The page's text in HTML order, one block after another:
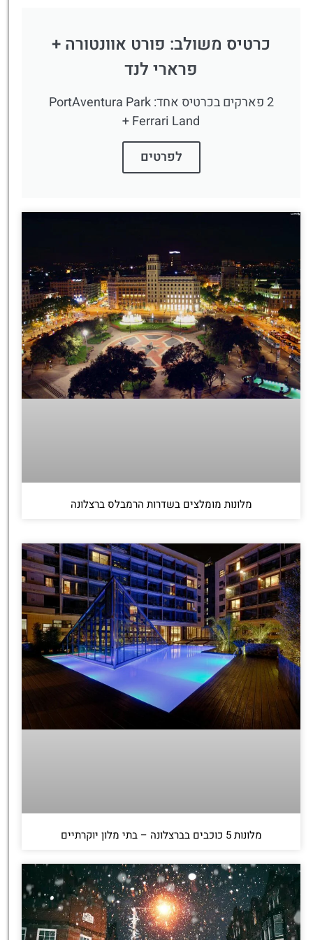
כרטיס משולב: פורט אוונטורה +
פרארי לנד
2 פארקים בכרטיס אחד: PortAventura Park
+ Ferrari Land
לפרטים
מלונות מומלצים בשדרות הרמבלס ברצלונה
מלונות 5 כוכבים בברצלונה – בתי מלון יוקרתיים